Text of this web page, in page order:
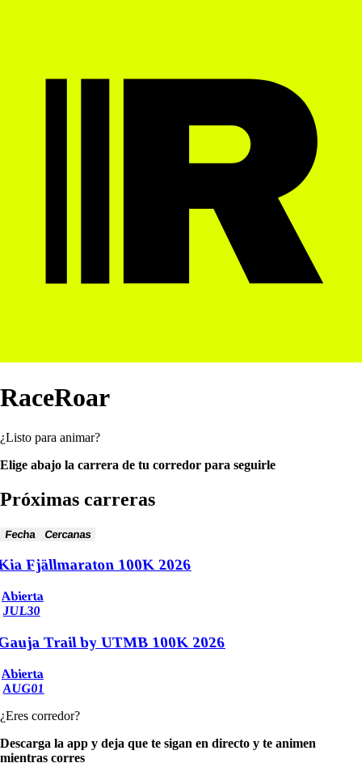
RaceRoar
¿Listo para animar?
Elige abajo la carrera de tu corredor para seguirle
Próximas carreras
Fecha Cercanas
Fjällmaraton 100K 2026
Abierta
JUL30
Trail by UTMB 100K 2026
Abierta
AUG01
¿Eres corredor?
Descarga la app y deja que te sigan en directo y te animen
mientras corres